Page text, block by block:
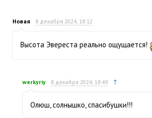
Новая 8 декабря 2024, 18:12
Высота Эвереста реально ощущается!
werkyriy 8 декабря 2024, 18:49 ↑
Олюш, солнышко, спасибушки!!!